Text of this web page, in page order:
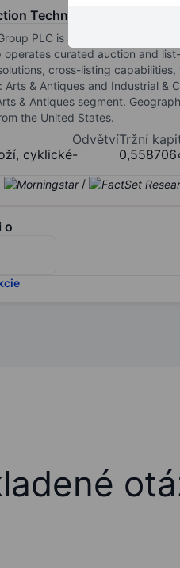
Technology Group PLC
PLC is a digital
operates curated auction and
cross-listing
Arts & Antiques and Industrial &
& Antiques segment.
the United States.
cyklické
Odvětví
-
Tržní
/
o